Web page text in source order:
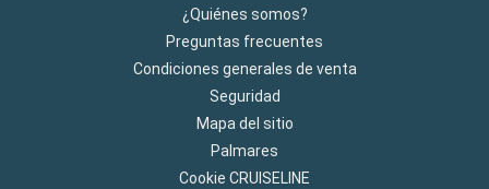
¿Quiénes somos?
Preguntas frecuentes
Condiciones generales de venta
Seguridad
Mapa del sitio
Palmares
Cookie CRUISELINE